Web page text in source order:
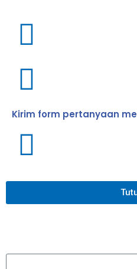
Kirim form pertanyaan